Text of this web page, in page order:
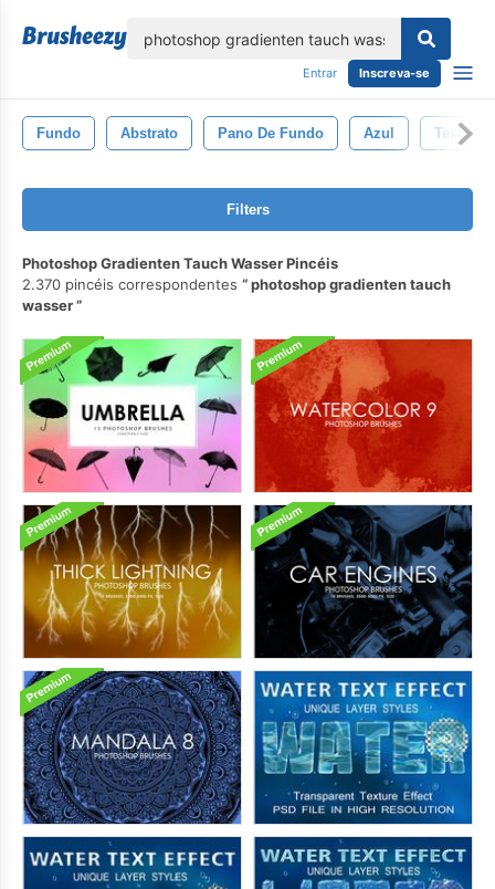
Entrar Inscreva-se
Fundo Abstrato Pano De Fundo Azul Textura
Filters
Photoshop Gradienten Tauch Wasser Pincéis
2.370 pincéis correspondentes
photoshop gradienten tauch
wasser